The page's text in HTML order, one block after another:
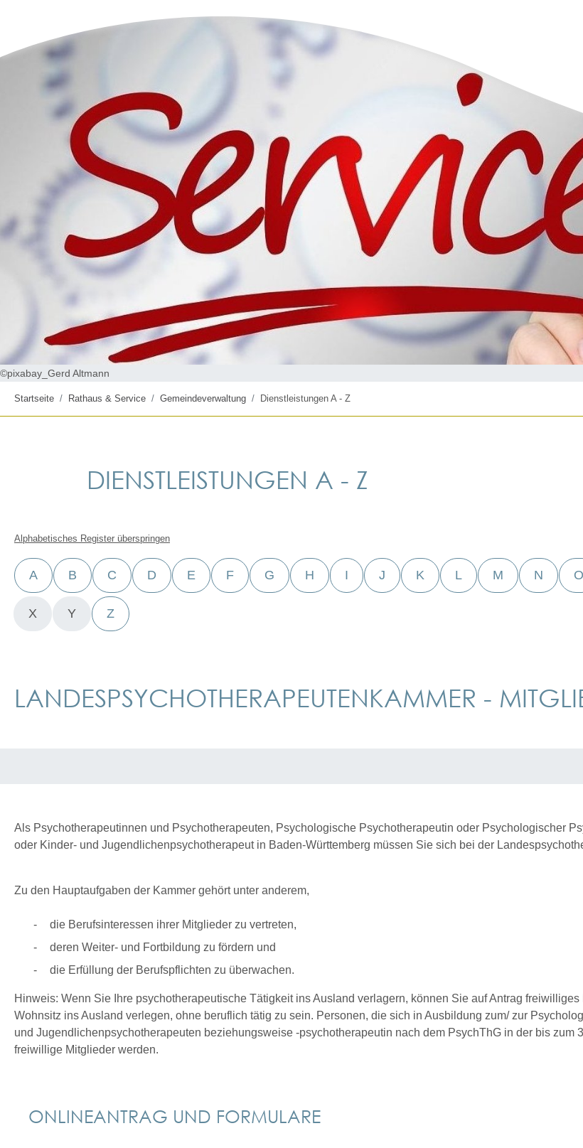
©pixabay_Gerd Altmann
Startseite Rathaus & Service Gemeindeverwaltung Dienstleistungen A - Z
DIENSTLEISTUNGEN A - Z
Alphabetisches Register überspringen
A B C D E F G H I J K L M N O
X Y Z
LANDESPSYCHOTHERAPEUTENKAMMER -
Als Psychotherapeutinnen und Psychotherapeuten, Psychologische Psychotherapeutin oder Psychologischer
oder Kinder- und Jugendlichenpsychotherapeut in Baden-Württemberg müssen Sie sich bei der
Zu den Hauptaufgaben der Kammer gehört unter anderem,
die Berufsinteressen ihrer Mitglieder zu vertreten,
deren Weiter- und Fortbildung zu fördern und
die Erfüllung der Berufspflichten zu überwachen.
Hinweis: Wenn Sie Ihre psychotherapeutische Tätigkeit ins Ausland verlagern, können Sie auf Antrag
Wohnsitz ins Ausland verlegen, ohne beruflich tätig zu sein. Personen, die sich in Ausbildung zum/ zur
und Jugendlichenpsychotherapeuten beziehungsweise -psychotherapeutin nach dem PsychThG in der bis
freiwillige Mitglieder werden.
ONLINEANTRAG UND FORMULARE